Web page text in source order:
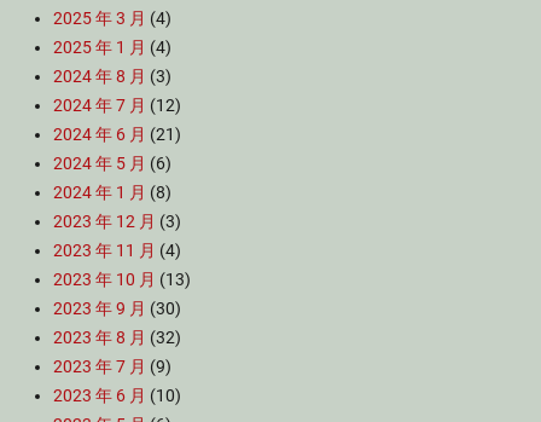
2025 年 3 月 (4)
2025 年 1 月 (4)
2024 年 8 月 (3)
2024 年 7 月 (12)
2024 年 6 月 (21)
2024 年 5 月 (6)
2024 年 1 月 (8)
2023 年 12 月 (3)
2023 年 11 月 (4)
2023 年 10 月 (13)
2023 年 9 月 (30)
2023 年 8 月 (32)
2023 年 7 月 (9)
2023 年 6 月 (10)